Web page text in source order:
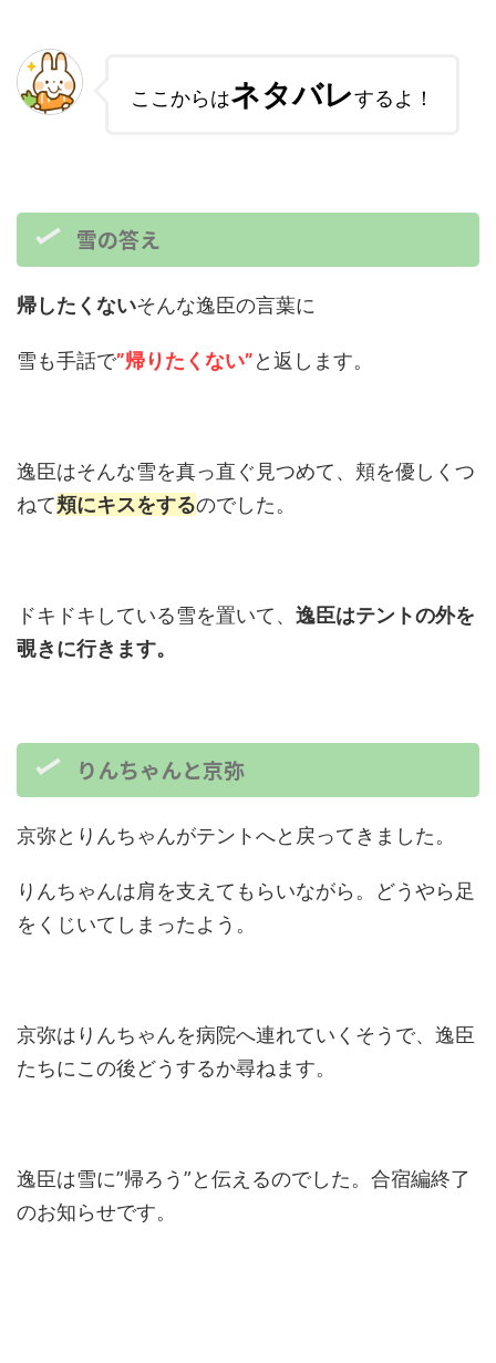
ここからはネタバレするよ！
雪の答え
帰したくないそんな逸臣の言葉に
雪も手話で”帰りたくない”と返します。
逸臣はそんな雪を真っ直ぐ見つめて、頬を優しくつ
ねて頬にキスをするのでした。
ドキドキしている雪を置いて、 逸臣はテントの外を
覗きに行きます。
りんちゃんと京弥
京弥とりんちゃんがテントへと戻ってきました。
りんちゃんは肩を支えてもらいながら。どうやら足
をくじいてしまったよう。
京弥はりんちゃんを病院へ連れていくそうで、逸臣
たちにこの後どうするか尋ねます。
逸臣は雪に”帰ろう”と伝えるのでした。合宿編終了
のお知らせです。